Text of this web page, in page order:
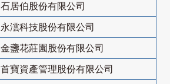
石居伯股份有限公司
永澐科技股份有限公司
金盞花莊園股份有限公司
首寶資產管理股份有限公司